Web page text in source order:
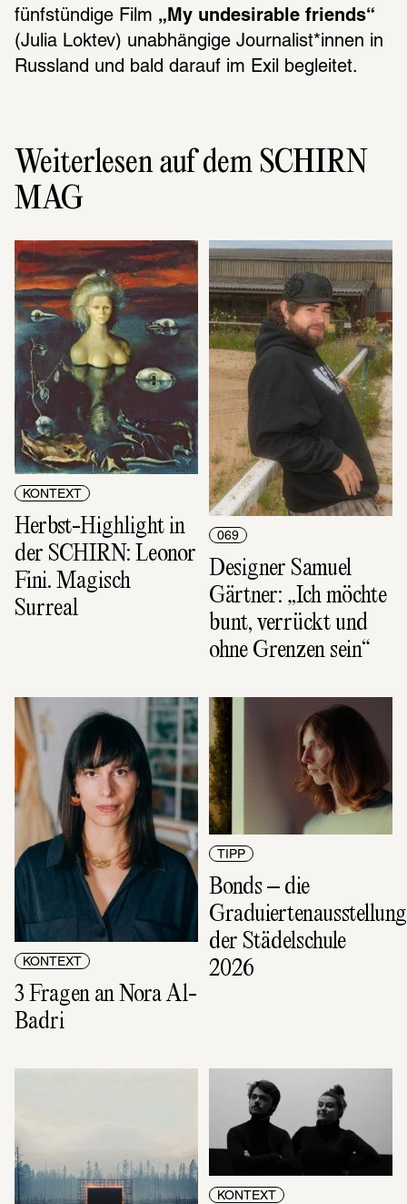
fünfstündige Film „My undesirable friends“
(Julia Loktev) unabhängige Journalist*innen in
Russland und bald darauf im Exil begleitet.
Weiterlesen auf dem SCHIRN
MAG
KONTEXT
Herbst-Highlight in
der SCHIRN: Leonor
Fini. Magisch
Surreal
069
Designer Samuel
Gärtner: „Ich möchte
bunt, verrückt und
ohne Grenzen sein“
KONTEXT
3 Fragen an Nora Al-
Badri
TIPP
Bonds – die
Graduiertenausstellung
der Städelschule
2026
KONTEXT